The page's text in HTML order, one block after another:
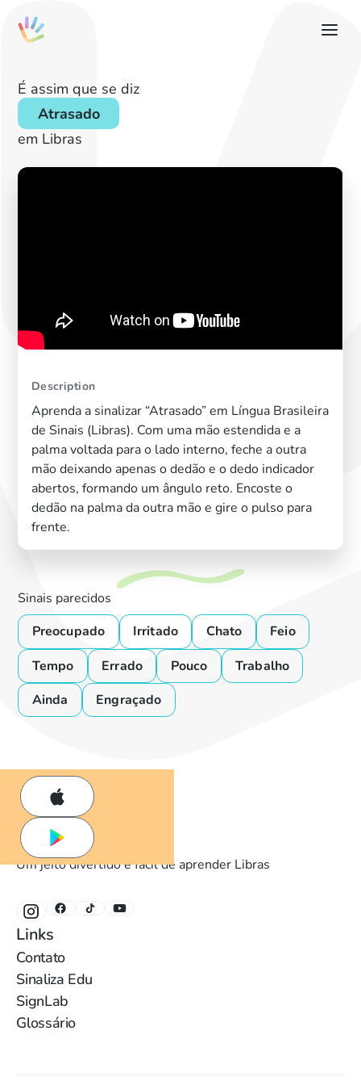
É assim que se diz
Atrasado
em Libras
Description
Aprenda a sinalizar “Atrasado” em Língua Brasileira
de Sinais (Libras). Com uma mão estendida e a
palma voltada para o lado interno, feche a outra
mão deixando apenas o dedão e o dedo indicador
abertos, formando um ângulo reto. Encoste o
dedão na palma da outra mão e gire o pulso para
frente.
Sinais parecidos
Preocupado
Irritado Chato
Feio
Tempo
Errado Pouco
Trabalho
Ainda
Engraçado
Um jeito divertido e fácil de aprender Libras
Links
Contato
Sinaliza Edu
SignLab
Glossário